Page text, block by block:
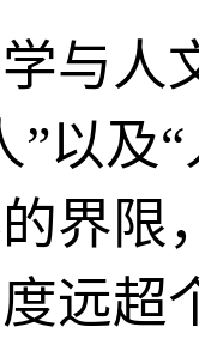
与人
”以及
界限
远超